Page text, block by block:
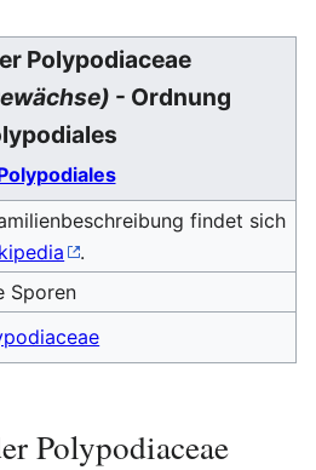
Polypodiaceae
- Ordnung
findet sich
.
Sporen
Polypodiaceae